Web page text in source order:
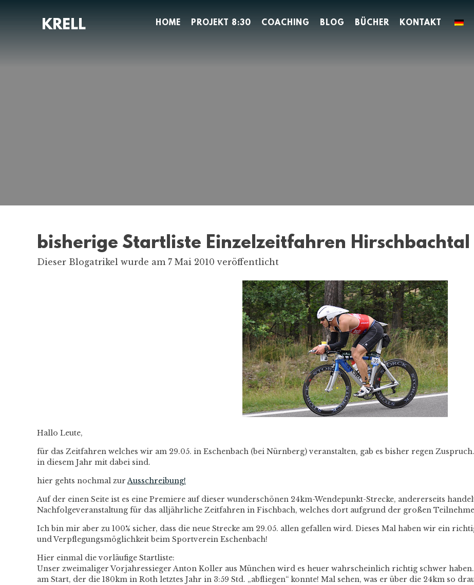
HOME PROJEKT 8:30 COACHING BLOG BÜCHER KONTAKT
bisherige Startliste Einzelzeitfahren Hirschbachtal
Dieser Blogatrikel wurde am 7 Mai 2010 veröffentlicht
Hallo Leute,
für das Zeitfahren welches wir am 29.05. in Eschenbach (bei Nürnberg) veranstalten, gab es bisher regen
in diesem Jahr mit dabei sind.
hier gehts nochmal zurAusschreibung!
Auf der einen Seite ist es eine Premiere auf dieser wunderschönen 24km-Wendepunkt-Strecke, andererseits
Nachfolgeveranstaltung für das alljährliche Zeitfahren in Fischbach, welches dort aufgrund der großen
Ich bin mir aber zu 100% sicher, dass die neue Strecke am 29.05. allen gefallen wird. Dieses Mal haben wir ein
und Verpflegungsmöglichkeit beim Sportverein Eschenbach!
Hier einmal die vorläufige Startliste:
Unser zweimaliger Vorjahressieger Anton Koller aus München wird es heuer wahrscheinlich richtig schwer
am Start, der die 180km in Roth letztes Jahr in 3:59 Std. „abfliegen“ konnte! Mal sehen, was er über die 24km so